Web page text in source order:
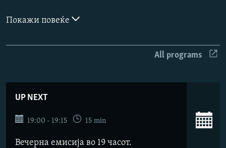
Покажи повеќе
All programs
UP NEXT
19:00 - 19:15 15 min
Вечерна емисија во 19 часот.